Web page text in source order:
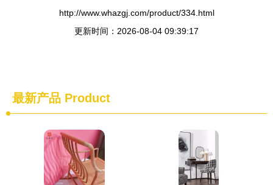
http://www.whazgj.com/product/334.html
更新时间：2026-08-04 09:39:17
最新产品 Product